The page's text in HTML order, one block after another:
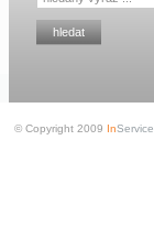
© Copyright 2009 InService